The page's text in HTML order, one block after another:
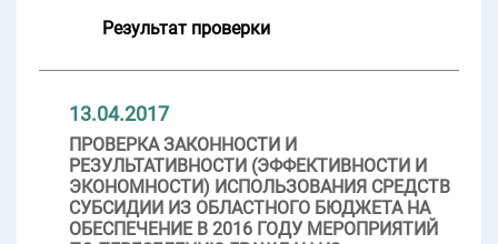
Результат проверки
13.04.2017
ПРОВЕРКА ЗАКОННОСТИ И
РЕЗУЛЬТАТИВНОСТИ (ЭФФЕКТИВНОСТИ И
ЭКОНОМНОСТИ) ИСПОЛЬЗОВАНИЯ СРЕДСТВ
СУБСИДИИ ИЗ ОБЛАСТНОГО БЮДЖЕТА НА
ОБЕСПЕЧЕНИЕ В 2016 ГОДУ МЕРОПРИЯТИЙ